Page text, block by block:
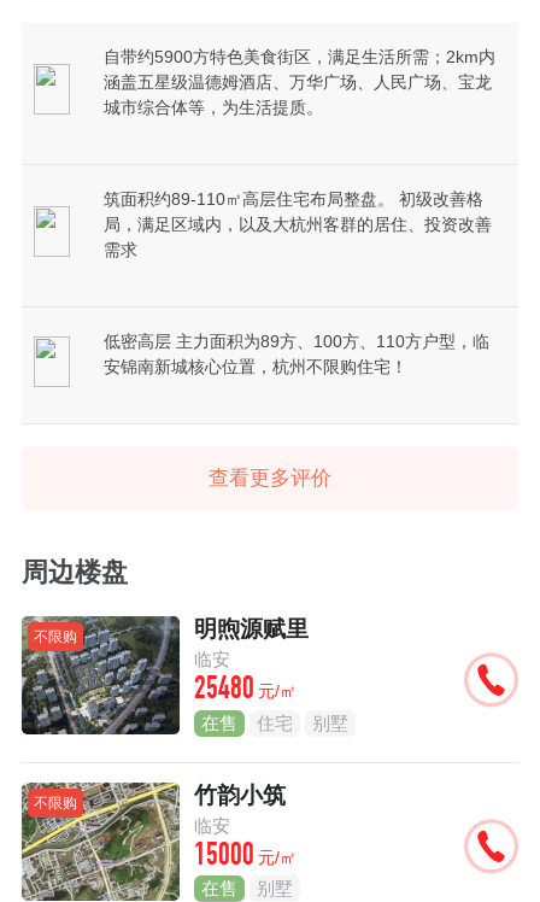
自带约5900方特色美食街区，满足生活所需；2km内
涵盖五星级温德姆酒店、万华广场、人民广场、宝龙
城市综合体等，为生活提质。
筑面积约89-110㎡高层住宅布局整盘。 初级改善格
局，满足区域内，以及大杭州客群的居住、投资改善
需求
低密高层 主力面积为89方、100方、110方户型，临
安锦南新城核心位置，杭州不限购住宅！
查看更多评价
周边楼盘
不限购 明煦源赋里
临安
25480 元/㎡
在售 住宅 别墅
不限购 竹韵小筑
临安
15000 元/㎡
在售 别墅